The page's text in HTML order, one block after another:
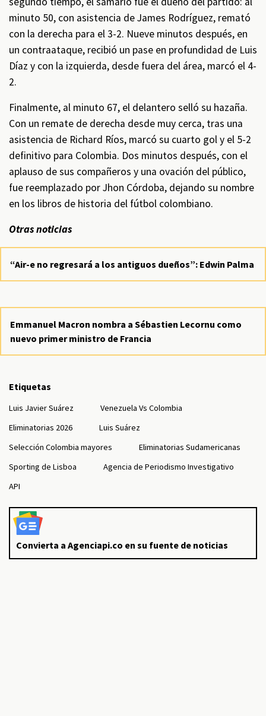
minuto 50, con asistencia de James Rodríguez, remató
con la derecha para el 3-2. Nueve minutos después, en
un contraataque, recibió un pase en profundidad de Luis
Díaz y con la izquierda, desde fuera del área, marcó el 4-
2.
Finalmente, al minuto 67, el delantero selló su hazaña.
Con un remate de derecha desde muy cerca, tras una
asistencia de Richard Ríos, marcó su cuarto gol y el 5-2
definitivo para Colombia. Dos minutos después, con el
aplauso de sus compañeros y una ovación del público,
fue reemplazado por Jhon Córdoba, dejando su nombre
en los libros de historia del fútbol colombiano.
Otras noticias
“Air-e no regresará a los antiguos dueños”: Edwin Palma
Emmanuel Macron nombra a Sébastien Lecornu como
nuevo primer ministro de Francia
Etiquetas
Luis Javier Suárez
Venezuela Vs Colombia
Eliminatorias 2026
Luis Suárez
Selección Colombia mayores
Eliminatorias Sudamericanas
Sporting de Lisboa
Agencia de Periodismo Investigativo
API
Convierta a Agenciapi.co en su fuente de noticias